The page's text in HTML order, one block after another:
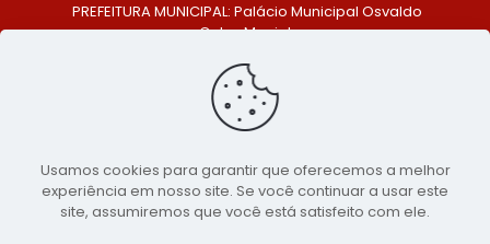
PREFEITURA MUNICIPAL: Palácio Municipal Osvaldo
Celso Maciel
Centro, São Bento do Una - PE. CEP: 553370-128
TELEFONE: (81) 99548-1569
E-MAIL: ouvidoria@saobentodouna.pe.gov.br
Copyright 2021-2026 - Assessoria de Comunicação da
Prefeitura de São Bento do Una - PE
Usamos cookies para garantir que oferecemos a melhor
experiência em nosso site. Se você continuar a usar este
site, assumiremos que você está satisfeito com ele.